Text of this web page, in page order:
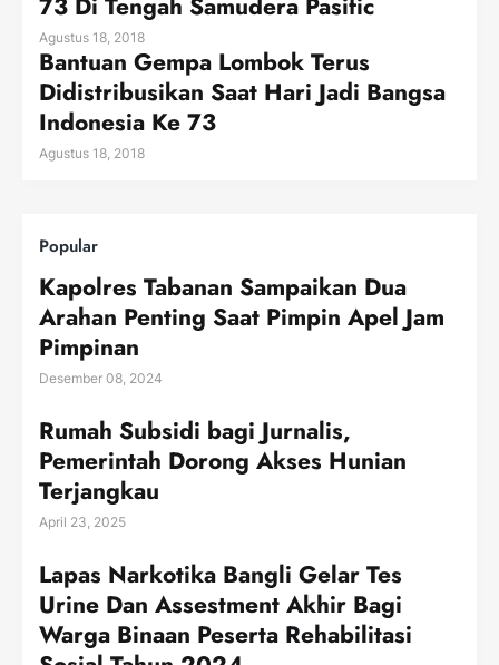
Agustus 18, 2018
Bantuan Gempa Lombok Terus
Didistribusikan Saat Hari Jadi Bangsa
Indonesia Ke 73
Agustus 18, 2018
Popular
Kapolres Tabanan Sampaikan Dua
Arahan Penting Saat Pimpin Apel Jam
Pimpinan
Desember 08, 2024
Rumah Subsidi bagi Jurnalis,
Pemerintah Dorong Akses Hunian
Terjangkau
April 23, 2025
Lapas Narkotika Bangli Gelar Tes
Urine Dan Assestment Akhir Bagi
Warga Binaan Peserta Rehabilitasi